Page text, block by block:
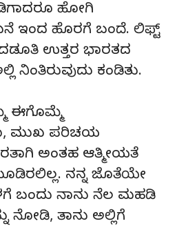
ಹೋಗಿ
ಇಂದ ಹೊರಗೆ ಬಂದೆ. ಲಿಫ್ಟ್
ದಡೂತಿ ಉತ್ತರ ಭಾರತದ
ನಿಂತಿರುವುದು ಕಂಡಿತು.
ಈಗೊಮ್ಮೆ
ಮುಖ ಪರಿಚಯ
ಅಂತಹ ಆತ್ಮೀಯತೆ
ನನ್ನ ಜೊತೆಯೇ
ಬಂದು ನಾನು ನೆಲ ಮಹಡಿ
ನೋಡಿ, ತಾನು ಅಲ್ಲಿಗೆ